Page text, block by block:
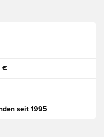
€
seit 1995